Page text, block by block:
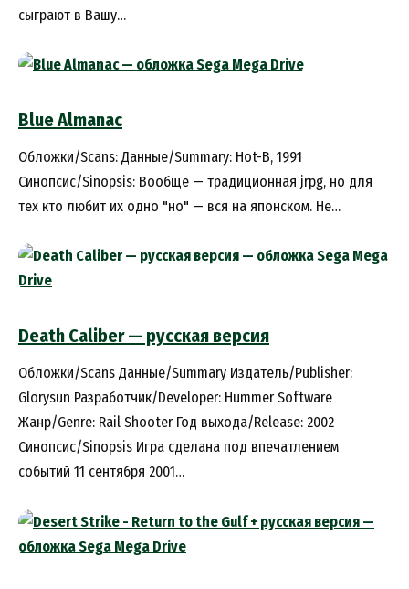
сыграют в Вашу…
Blue Almanac
Обложки/Scans: Данные/Summary: Hot-B, 1991
Синопсис/Sinopsis: Вообще — традиционная jrpg, но для
тех кто любит их одно "но" — вся на японском. Не…
Death Caliber — русская версия
Обложки/Scans Данные/Summary Издатель/Publisher:
Glorysun Разработчик/Developer: Hummer Software
Жанр/Genre: Rail Shooter Год выхода/Release: 2002
Синопсис/Sinopsis Игра сделана под впечатлением
событий 11 сентября 2001…